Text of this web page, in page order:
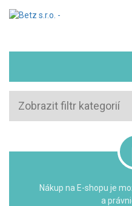
Zobrazit filtr kategorií
Nákup na E-shopu je
a